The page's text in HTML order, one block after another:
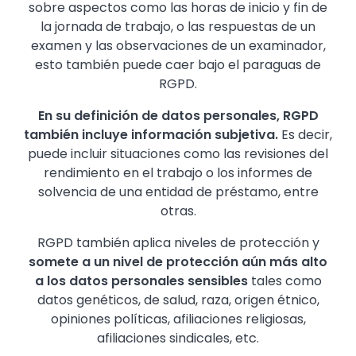
sobre aspectos como las horas de inicio y fin de
la jornada de trabajo, o las respuestas de un
examen y las observaciones de un examinador,
esto también puede caer bajo el paraguas de
RGPD.
En su definición de datos personales, RGPD
también incluye información subjetiva. Es decir,
puede incluir situaciones como las revisiones del
rendimiento en el trabajo o los informes de
solvencia de una entidad de préstamo, entre
otras.
RGPD también aplica niveles de protección y
somete a un nivel de protección aún más alto
a los datos personales sensiblestales como
datos genéticos, de salud, raza, origen étnico,
opiniones políticas, afiliaciones religiosas,
afiliaciones sindicales, etc.